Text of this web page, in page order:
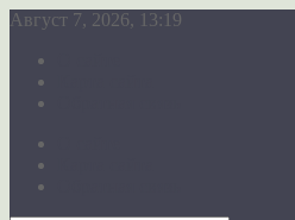
Август 7, 2026, 13:19